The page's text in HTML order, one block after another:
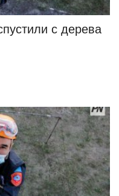
с дерева